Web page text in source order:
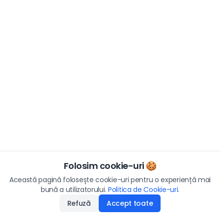
Folosim cookie-uri 🍪
Această pagină folosește cookie-uri pentru o experiență mai
bună a utilizatorului. Politica de Cookie-uri.
Refuză
Accept toate